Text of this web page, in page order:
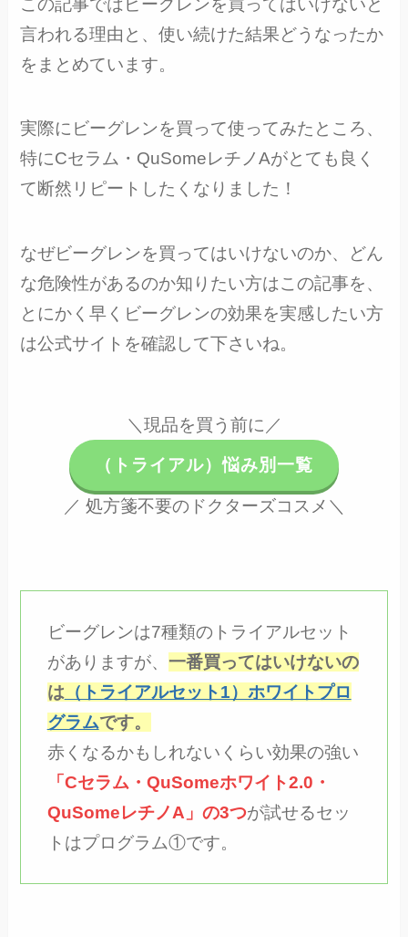
言われる理由と、使い続けた結果どうなったか
をまとめています。
実際にビーグレンを買って使ってみたところ、
特にCセラム・QuSomeレチノAがとても良く
て断然リピートしたくなりました！
なぜビーグレンを買ってはいけないのか、どん
な危険性があるのか知りたい方はこの記事を、
とにかく早くビーグレンの効果を実感したい方
は公式サイトを確認して下さいね。
＼現品を買う前に／
（トライアル）悩み別一覧
／ 処方箋不要のドクターズコスメ＼
ビーグレンは7種類のトライアルセット
がありますが、 一番買ってはいけないの
は （トライアルセット1）ホワイトプロ
グラムです。
赤くなるかもしれないくらい効果の強い
「Cセラム・QuSomeホワイト2.0・
QuSomeレチノA」の3つが試せるセッ
トはプログラム①です。